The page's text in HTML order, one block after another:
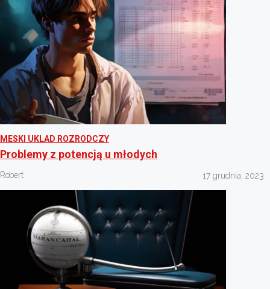
MESKI UKLAD ROZRODCZY
Problemy z potencją u młodych
Robert 17 grudnia, 2023